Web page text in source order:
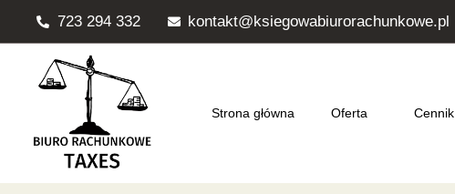
Przejdź
723 294 332 kontakt@ksiegowabiurorachunkowe.pl
Strona główna Oferta Cennik